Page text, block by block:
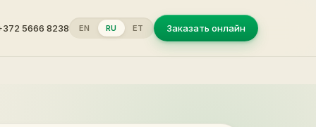
5666 8238 EN RU ET Заказать онлайн